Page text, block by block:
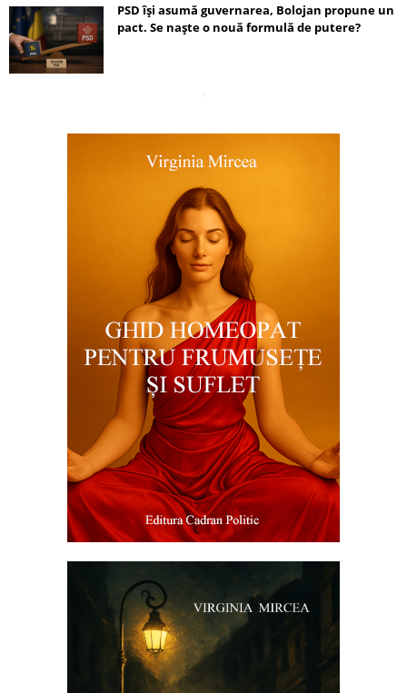
PSD își asumă guvernarea, Bolojan propune un
pact. Se naște o nouă formulă de putere?